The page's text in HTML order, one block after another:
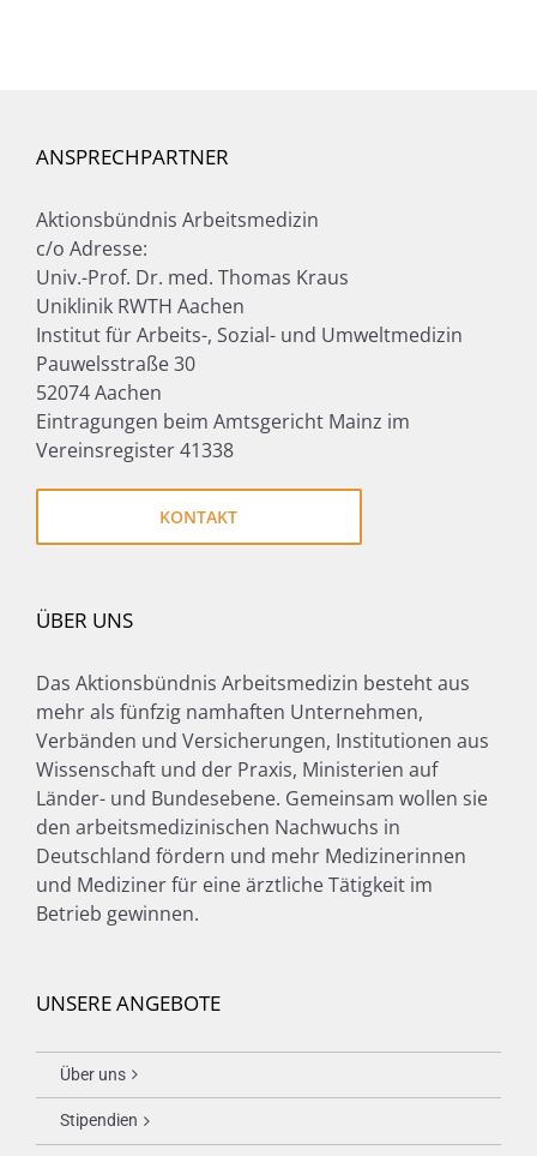
ANSPRECHPARTNER
Aktionsbündnis Arbeitsmedizin
c/o Adresse:
Univ.-Prof. Dr. med. Thomas Kraus
Uniklinik RWTH Aachen
Institut für Arbeits-, Sozial- und Umweltmedizin
Pauwelsstraße 30
52074 Aachen
Eintragungen beim Amtsgericht Mainz im
Vereinsregister 41338
KONTAKT
ÜBER UNS
Das Aktionsbündnis Arbeitsmedizin besteht aus
mehr als fünfzig namhaften Unternehmen,
Verbänden und Versicherungen, Institutionen aus
Wissenschaft und der Praxis, Ministerien auf
Länder- und Bundesebene. Gemeinsam wollen sie
den arbeitsmedizinischen Nachwuchs in
Deutschland fördern und mehr Medizinerinnen
und Mediziner für eine ärztliche Tätigkeit im
Betrieb gewinnen.
UNSERE ANGEBOTE
Über uns
Stipendien